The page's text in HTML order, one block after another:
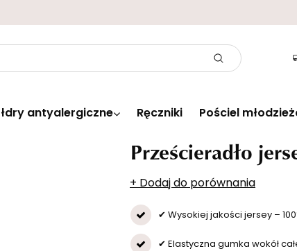
antyalergiczne Ręczniki Pościel
Prześcieradło
+ Dodaj do porównania
✔ Wysokiej jakości jersey –
✔ Elastyczna gumka wokół